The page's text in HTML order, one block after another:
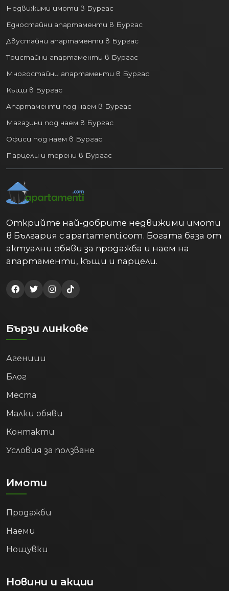
Недвижими имоти в Бургас
Едностайни апартаменти в Бургас
Двустайни апартаменти в Бургас
Тристайни апартаменти в Бургас
Многостайни апартаменти в Бургас
Къщи в Бургас
Апартаменти под наем в Бургас
Магазини под наем в Бургас
Офиси под наем в Бургас
Парцели и терени в Бургас
Открийте най-добрите недвижими имоти
в България с apartamenti.com. Богата база от
актуални обяви за продажба и наем на
апартаменти, къщи и парцели.
Бързи линкове
Агенции
Блог
Места
Малки обяви
Контакти
Условия за ползване
Имоти
Продажби
Наеми
Нощувки
Новини и акции